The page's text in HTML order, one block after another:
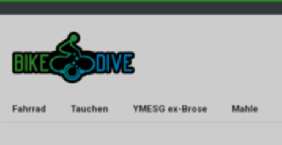
Fahrrad Tauchen YMESG ex-Brose Mahle